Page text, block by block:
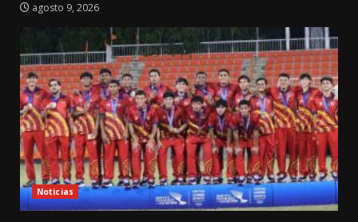
agosto 9, 2026
Noticias